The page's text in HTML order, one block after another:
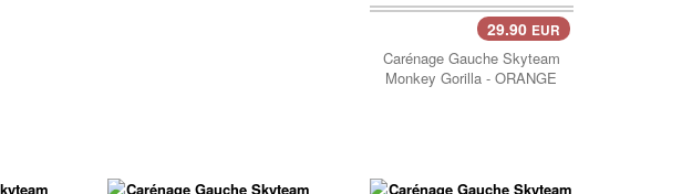
29.90 EUR
Carénage Gauche Skyteam
Monkey Gorilla - ORANGE